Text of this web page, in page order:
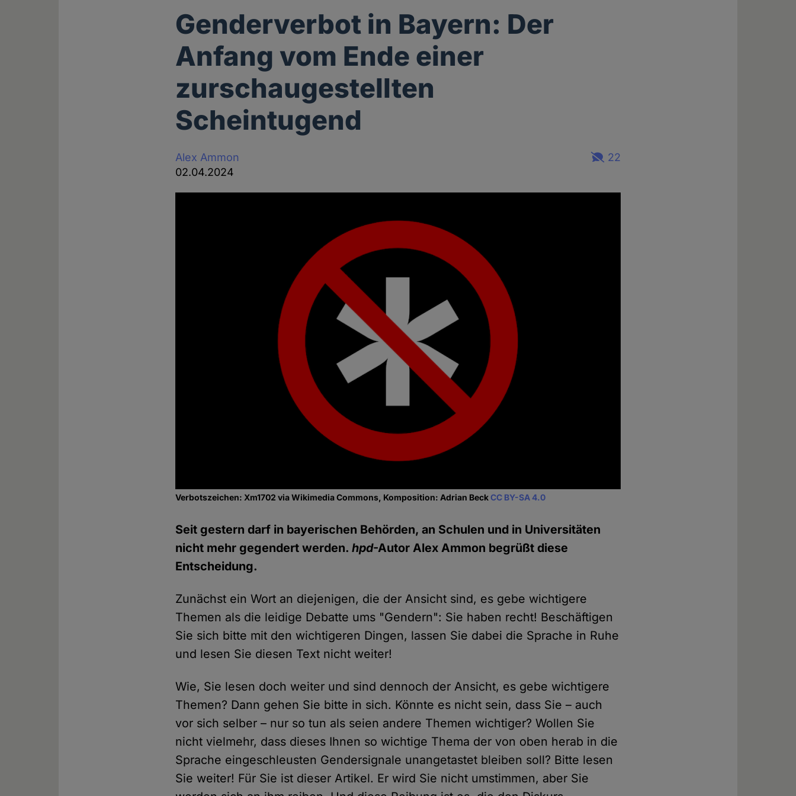
Genderverbot in Bayern: Der
Anfang vom Ende einer
zurschaugestellten
Scheintugend
Alex Ammon
02.04.2024
22
Verbotszeichen: Xm1702 via Wikimedia Commons, Komposition: Adrian BeckCC BY-SA 4.0
Seit gestern darf in bayerischen Behörden, an Schulen und in Universitäten
nicht mehr gegendert werden.hpd-Autor Alex Ammon begrüßt diese
Entscheidung.
Zunächst ein Wort an diejenigen, die der Ansicht sind, es gebe wichtigere
Themen als die leidige Debatte ums "Gendern": Sie haben recht! Beschäftigen
Sie sich bitte mit den wichtigeren Dingen, lassen Sie dabei die Sprache in Ruhe
und lesen Sie diesen Text nicht weiter!
Wie, Sie lesen doch weiter und sind dennoch der Ansicht, es gebe wichtigere
Themen? Dann gehen Sie bitte in sich. Könnte es nicht sein, dass Sie – auch
vor sich selber – nur so tun als seien andere Themen wichtiger? Wollen Sie
nicht vielmehr, dass dieses Ihnen so wichtige Thema der von oben herab in die
Sprache eingeschleusten Gendersignale unangetastet bleiben soll? Bitte lesen
Sie weiter! Für Sie ist dieser Artikel. Er wird Sie nicht umstimmen, aber Sie